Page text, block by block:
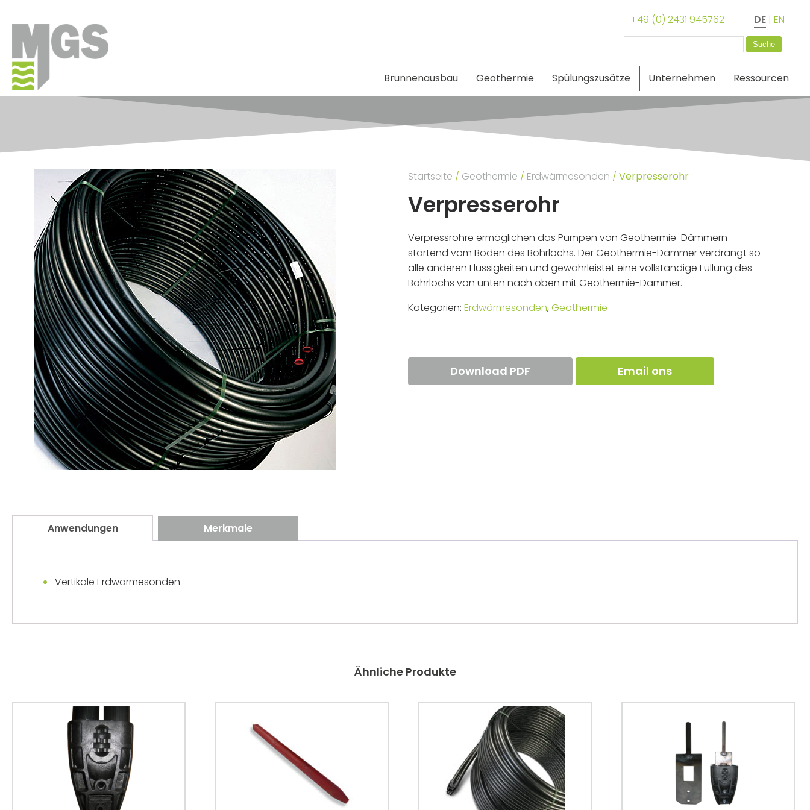
DE | EN
+49 (0) 2431 945762
Brunnenausbau Geothermie Spülungszusätze Unternehmen Ressourcen
Startseite / Geothermie / Erdwärmesonden /Verpresserohr
Verpresserohr
Verpressrohre ermöglichen das Pumpen von Geothermie-Dämmern
startend vom Boden des Bohrlochs. Der Geothermie-Dämmer verdrängt so
alle anderen Flüssigkeiten und gewährleistet eine vollständige Füllung des
Bohrlochs von unten nach oben mit Geothermie-Dämmer.
Kategorien:Erdwärmesonden,Geothermie
Download PDF Email ons
Anwendungen Merkmale
Vertikale Erdwärmesonden
Ähnliche Produkte